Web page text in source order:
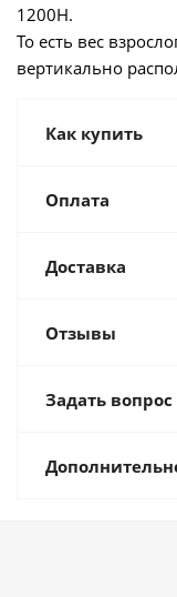
1200Н.
То есть вес
вертикально
Как купить
Оплата
Доставка
Отзывы
Задать вопрос